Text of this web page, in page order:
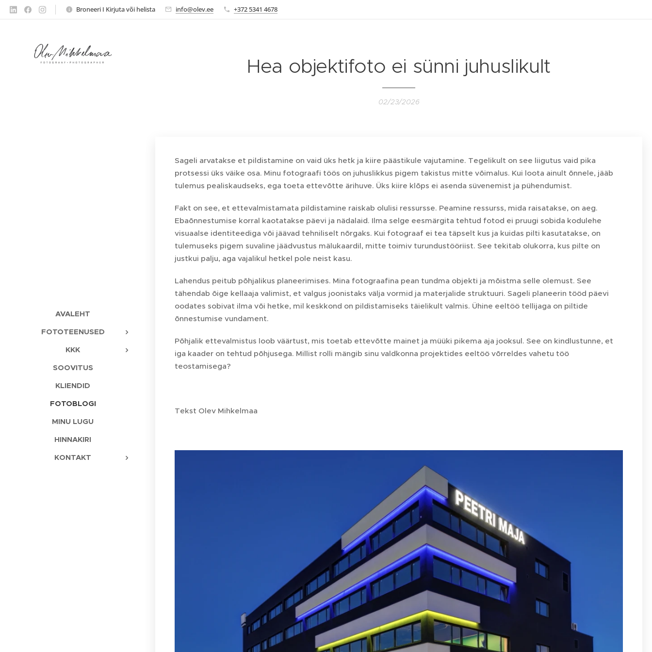
Broneeri I Kirjuta või helista info@olev.ee +372 5341 4678
AVALEHT
FOTOTEENUSED
KKK
SOOVITUS
KLIENDID
FOTOBLOGI
MINU LUGU
HINNAKIRI
KONTAKT
Hea objektifoto ei sünni juhuslikult
02/23/2026
Sageli arvatakse et pildistamine on vaid üks hetk ja kiire päästikule vajutamine. Tegelikult on see liigutus vaid pika
protsessi üks väike osa. Minu fotograafi töös on juhuslikkus pigem takistus mitte võimalus. Kui loota ainult õnnele, jääb
tulemus pealiskaudseks, ega toeta ettevõtte ärihuve. Üks kiire klõps ei asenda süvenemist ja pühendumist.
Fakt on see, et ettevalmistamata pildistamine raiskab olulisi ressursse. Peamine ressurss, mida raisatakse, on aeg.
Ebaõnnestumise korral kaotatakse päevi ja nädalaid. Ilma selge eesmärgita tehtud fotod ei pruugi sobida kodulehe
visuaalse identiteediga või jäävad tehniliselt nõrgaks. Kui fotograaf ei tea täpselt kus ja kuidas pilti kasutatakse, on
tulemuseks pigem suvaline jäädvustus mälukaardil, mitte toimiv turundustööriist. See tekitab olukorra, kus pilte on
justkui palju, aga vajalikul hetkel pole neist kasu.
Lahendus peitub põhjalikus planeerimises. Mina fotograafina pean tundma objekti ja mõistma selle olemust. See
tähendab õige kellaaja valimist, et valgus joonistaks välja vormid ja materjalide struktuuri. Sageli planeerin tööd päevi
oodates sobivat ilma või hetke, mil keskkond on pildistamiseks täielikult valmis. Ühine eeltöö tellijaga on piltide
õnnestumise vundament.
Põhjalik ettevalmistus loob väärtust, mis toetab ettevõtte mainet ja müüki pikema aja jooksul. See on kindlustunne, et
iga kaader on tehtud põhjusega. Millist rolli mängib sinu valdkonna projektides eeltöö võrreldes vahetu töö
teostamisega?
Tekst Olev Mihkelmaa